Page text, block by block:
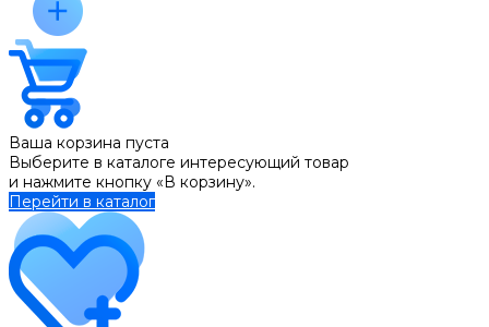
Ваша корзина пуста
Выберите в каталоге интересующий товар
и нажмите кнопку «В корзину».
Перейти в каталог